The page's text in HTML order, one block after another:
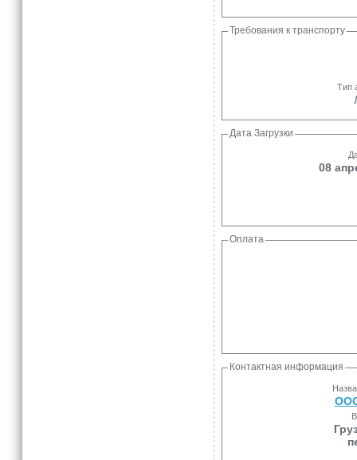
Требования к транспорту
Тип
Дата Загрузки
08
Оплата
Контактная информация